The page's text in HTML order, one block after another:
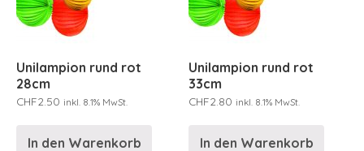
Unilampion rund rot
28cm
CHF2.50 inkl. 8.1% MwSt.
In den Warenkorb
Unilampion rund rot
33cm
CHF2.80 inkl. 8.1% MwSt.
In den Warenkorb